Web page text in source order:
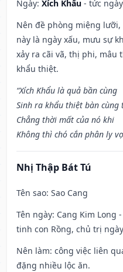
Ngày: Xích Khẩu - tức
Nên đề phòng miệng
này là ngày xấu, mưu sự
xảy ra cãi vã, thị phi, mâu
khẩu thiệt.
“Xích Khẩu là quả bần cùng
Sinh ra khẩu thiệt bàn cùng
Chẳng thời mất của nó khi
Không thì chó cắn phân ly
Nhị Thập Bát Tú
Tên sao: Sao Cang
Tên ngày: Cang Kim Long
tinh con Rồng, chủ trị
Nên làm: công việc liên
đặng nhiều lộc ăn.